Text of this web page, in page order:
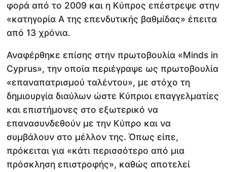
φορά από το 2009 και η Κύπρος επέστρεψε στην
«κατηγορία Α της επενδυτικής βαθμίδας» έπειτα
από 13 χρόνια.
Αναφέρθηκε επίσης στην πρωτοβουλία «Minds in
Cyprus», την οποία περιέγραψε ως πρωτοβουλία
«επαναπατρισμού ταλέντου», με στόχο τη
δημιουργία διαύλων ώστε Κύπριοι επαγγελματίες
και επιστήμονες στο εξωτερικό να
επανασυνδεθούν με την Κύπρο και να
συμβάλουν στο μέλλον της. Όπως είπε,
πρόκειται για «κάτι περισσότερο από μια
πρόσκληση επιστροφής», καθώς αποτελεί